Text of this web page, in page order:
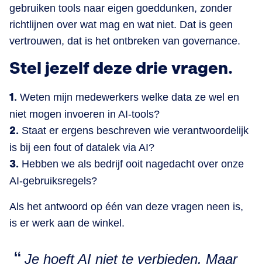
gebruiken tools naar eigen goeddunken, zonder
richtlijnen over wat mag en wat niet. Dat is geen
vertrouwen, dat is het ontbreken van governance.
Stel jezelf deze drie vragen.
1. Weten mijn medewerkers welke data ze wel en
niet mogen invoeren in AI-tools?
2. Staat er ergens beschreven wie verantwoordelijk
is bij een fout of datalek via AI?
3. Hebben we als bedrijf ooit nagedacht over onze
AI-gebruiksregels?
Als het antwoord op één van deze vragen neen is,
is er werk aan de winkel.
Je hoeft AI niet te verbieden. Maar